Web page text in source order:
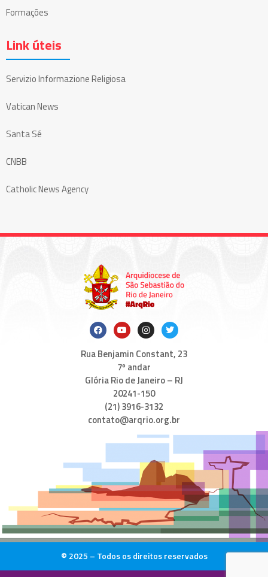
Formações
Link úteis
Servizio Informazione Religiosa
Vatican News
Santa Sé
CNBB
Catholic News Agency
Rua Benjamin Constant, 23
7º andar
Glória Rio de Janeiro – RJ
20241-150
(21) 3916-3132
contato@arqrio.org.br
© 2025 – Todos os direitos reservados